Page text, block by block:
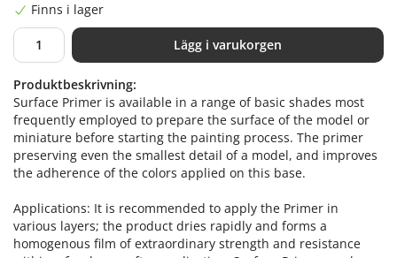
Finns i lager
Lägg i varukorgen
Produktbeskrivning:
Surface Primer is available in a range of basic shades most
frequently employed to prepare the surface of the model or
miniature before starting the painting process. The primer
preserving even the smallest detail of a model, and improves
the adherence of the colors applied on this base.
Applications: It is recommended to apply the Primer in
various layers; the product dries rapidly and forms a
homogenous film of extraordinary strength and resistance